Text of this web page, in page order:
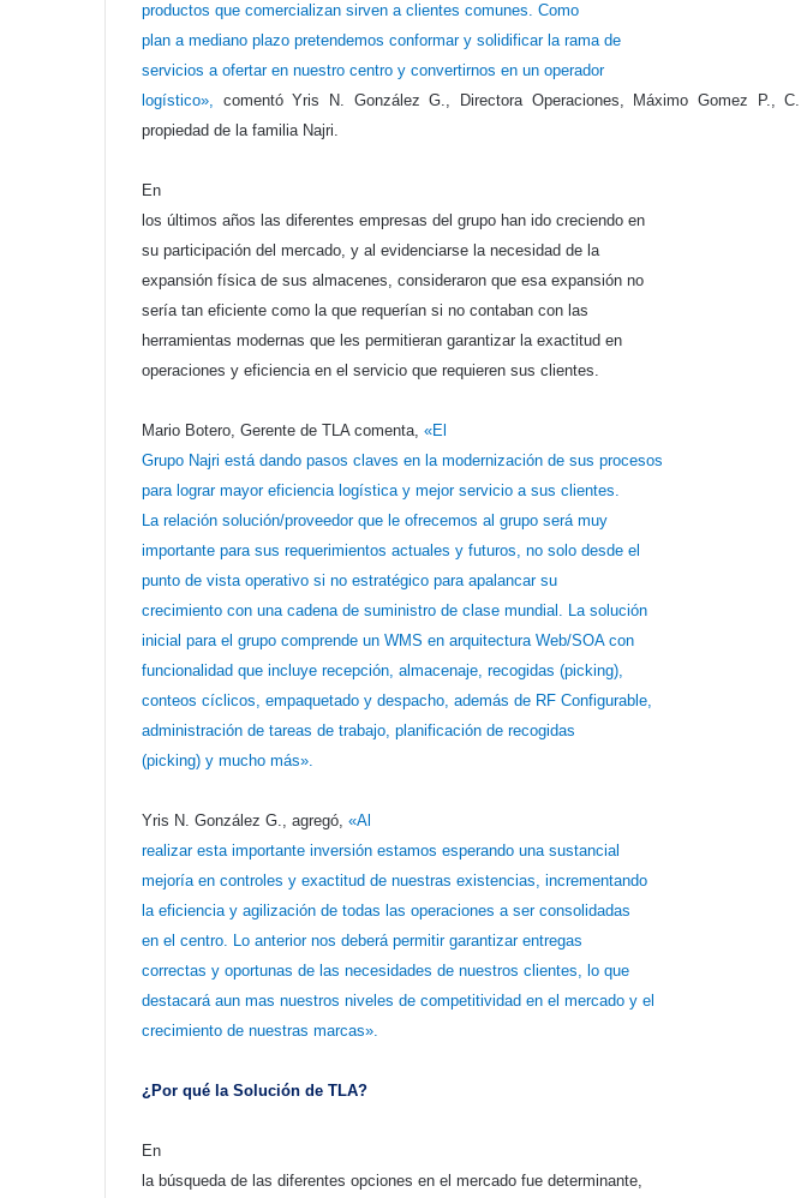
productos que comercializan sirven a clientes comunes. Como
plan a mediano plazo pretendemos conformar y solidificar la rama de
servicios a ofertar en nuestro centro y convertirnos en un operador
logístico», comentó Yris N. González G., Directora Operaciones, Máximo Gomez P.,
propiedad de la familia Najri.
En
los últimos años las diferentes empresas del grupo han ido creciendo en
su participación del mercado, y al evidenciarse la necesidad de la
expansión física de sus almacenes, consideraron que esa expansión no
sería tan eficiente como la que requerían si no contaban con las
herramientas modernas que les permitieran garantizar la exactitud en
operaciones y eficiencia en el servicio que requieren sus clientes.
Mario Botero, Gerente de TLA comenta, «El
Grupo Najri está dando pasos claves en la modernización de sus procesos
para lograr mayor eficiencia logística y mejor servicio a sus clientes.
La relación solución/proveedor que le ofrecemos al grupo será muy
importante para sus requerimientos actuales y futuros, no solo desde el
punto de vista operativo si no estratégico para apalancar su
crecimiento con una cadena de suministro de clase mundial. La solución
inicial para el grupo comprende un WMS en arquitectura Web/SOA con
funcionalidad que incluye recepción, almacenaje, recogidas (picking),
conteos cíclicos, empaquetado y despacho, además de RF Configurable,
administración de tareas de trabajo, planificación de recogidas
(picking) y mucho más».
Yris N. González G., agregó, «Al
realizar esta importante inversión estamos esperando una sustancial
mejoría en controles y exactitud de nuestras existencias, incrementando
la eficiencia y agilización de todas las operaciones a ser consolidadas
en el centro. Lo anterior nos deberá permitir garantizar entregas
correctas y oportunas de las necesidades de nuestros clientes, lo que
destacará aun mas nuestros niveles de competitividad en el mercado y el
crecimiento de nuestras marcas».
¿Por qué la Solución de TLA?
En
la búsqueda de las diferentes opciones en el mercado fue determinante,